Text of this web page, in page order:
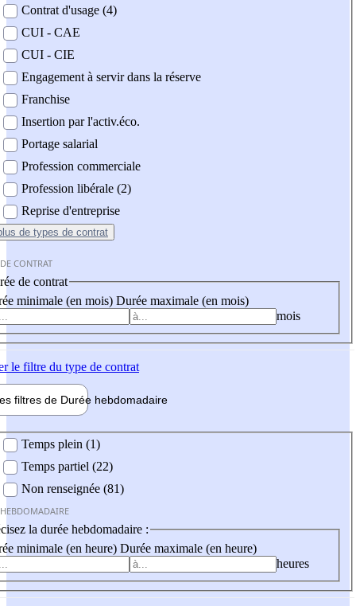
Contrat d'usage (4)
CUI - CAE
CUI - CIE
Engagement à servir dans la réserve
Franchise
Insertion par l'activ.éco.
Portage salarial
Profession commerciale
Profession libérale (2)
Reprise d'entreprise
de types de contrat
CONTRAT
de contrat
minimale (en mois) Durée maximale (en mois)
mois
le filtre du type de contrat
filtres de Durée hebdomadaire
Temps plein (1)
Temps partiel (22)
Non renseignée (81)
la durée hebdomadaire :
minimale (en heure) Durée maximale (en heure)
heures